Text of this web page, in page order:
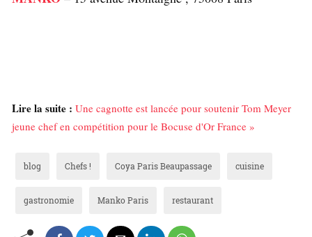
Lire la suite : Une cagnotte est lancée pour soutenir Tom Meyer
jeune chef en compétition pour le Bocuse d'Or France »
blog Chefs ! Coya Paris Beaupassage cuisine
gastronomie Manko Paris restaurant